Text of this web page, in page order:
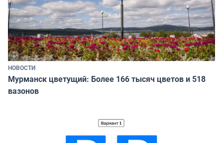
НОВОСТИ
Мурманск цветущий: Более 166 тысяч цветов и 518
вазонов